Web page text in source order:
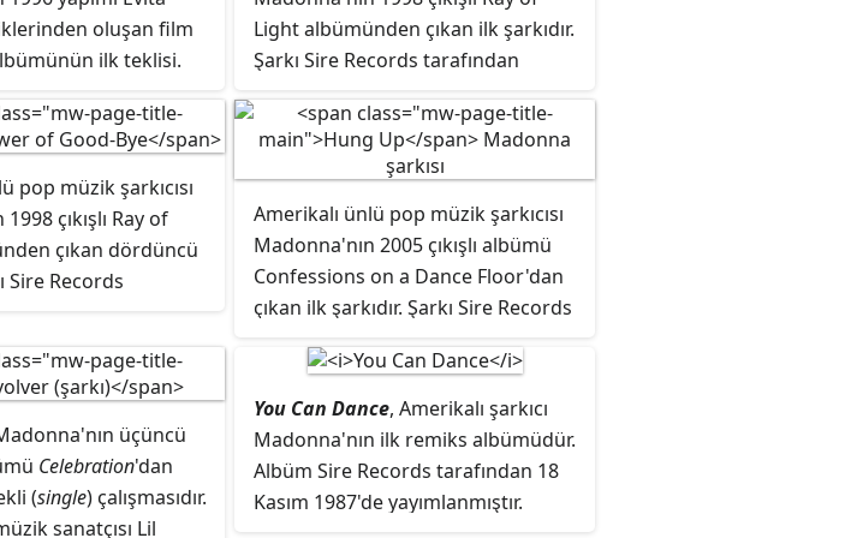
a Virgin ve Vogue
birlikte Madonna'nın
biri olarak kabul
unutulmaz
biri olarak
oluşan film
ilk teklisi.
Light albümünden çıkan ilk şarkıdır.
Şarkı Sire Records tarafından
pop müzik şarkıcısı
çıkışlı Ray of
çıkan dördüncü
Sire Records
Amerikalı ünlü pop müzik şarkıcısı
Madonna'nın 2005 çıkışlı albümü
Confessions on a Dance Floor'dan
çıkan ilk şarkıdır. Şarkı Sire Records
üçüncü
Celebration'dan
(single) çalışmasıdır.
sanatçısı Lil
You Can Dance, Amerikalı şarkıcı
Madonna'nın ilk remiks albümüdür.
Albüm Sire Records tarafından 18
Kasım 1987'de yayımlanmıştır.